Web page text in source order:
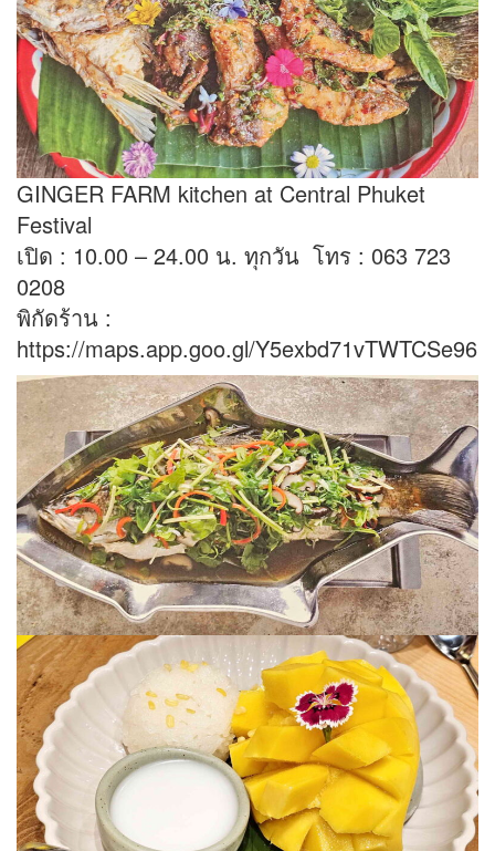
GINGER FARM kitchen at Central Phuket
Festival
เปิด : 10.00 – 24.00 น. ทุกวัน โทร : 063 723
0208
พิกัดร้าน :
https://maps.app.goo.gl/Y5exbd71vTWTCSe96